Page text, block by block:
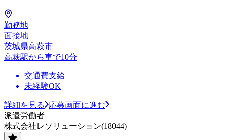
勤務地
面接地
茨城県高萩市
高萩駅から車で10分
交通費支給
未経験OK
詳細を見る
応募画面に進む
派遣労働者
株式会社レソリューション(18044)